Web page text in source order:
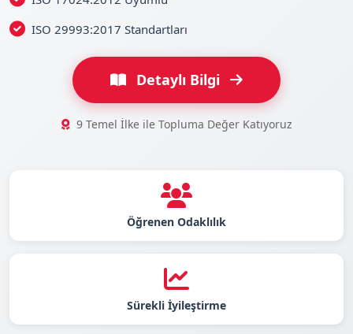
ISO 29993:2017 Standartları
Detaylı Bilgi
9 Temel İlke ile Topluma Değer Katıyoruz
Öğrenen Odaklılık
Sürekli İyileştirme